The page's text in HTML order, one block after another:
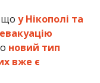
що у Нікополі та
новий тип
вже є